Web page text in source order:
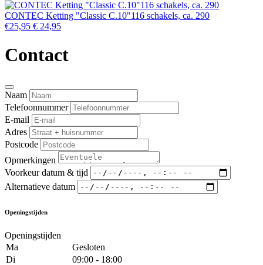
CONTEC Ketting "Classic C.10"116 schakels, ca. 290
€25,95 € 24,95
Contact
Naam
Telefoonnummer
E-mail
Adres
Postcode
Opmerkingen
Voorkeur datum & tijd
Alternatieve datum
Openingstijden
Openingstijden
Ma
Gesloten
Di
09:00 - 18:00